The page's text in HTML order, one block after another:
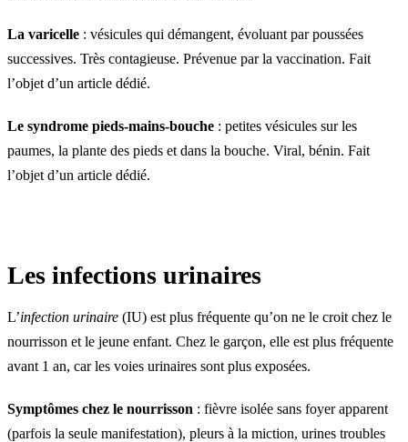
La varicelle : vésicules qui démangent, évoluant par poussées
successives. Très contagieuse. Prévenue par la vaccination. Fait
l’objet d’un article dédié.
Le syndrome pieds-mains-bouche : petites vésicules sur les
paumes, la plante des pieds et dans la bouche. Viral, bénin. Fait
l’objet d’un article dédié.
Les infections urinaires
L’infection urinaire (IU) est plus fréquente qu’on ne le croit chez le
nourrisson et le jeune enfant. Chez le garçon, elle est plus fréquente
avant 1 an, car les voies urinaires sont plus exposées.
Symptômes chez le nourrisson : fièvre isolée sans foyer apparent
(parfois la seule manifestation), pleurs à la miction, urines troubles